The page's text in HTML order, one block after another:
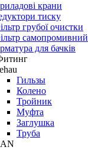
крани
тиску
грубої очистки
самопромивний
для бачків
Гильзы
Колено
Тройник
Муфта
Заглушка
Труба